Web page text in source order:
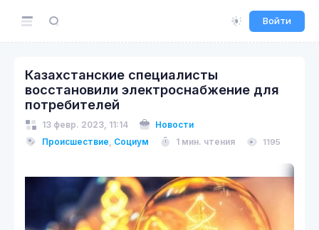
Войти
Казахстанские специалисты
восстановили электроснабжение для
потребителей
13 февр. 2023, 11:14
Новости
Происшествие, Социум 1 мин. чтения 1195